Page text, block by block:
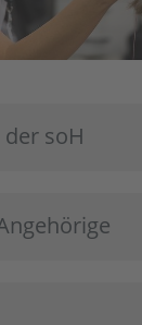
soH